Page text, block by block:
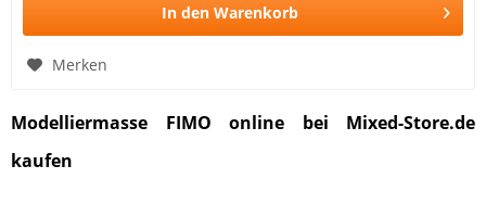
In den Warenkorb
Merken
Modelliermasse FIMO online bei Mixed-Store.de
kaufen